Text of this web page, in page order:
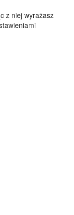
z niej wyrażasz